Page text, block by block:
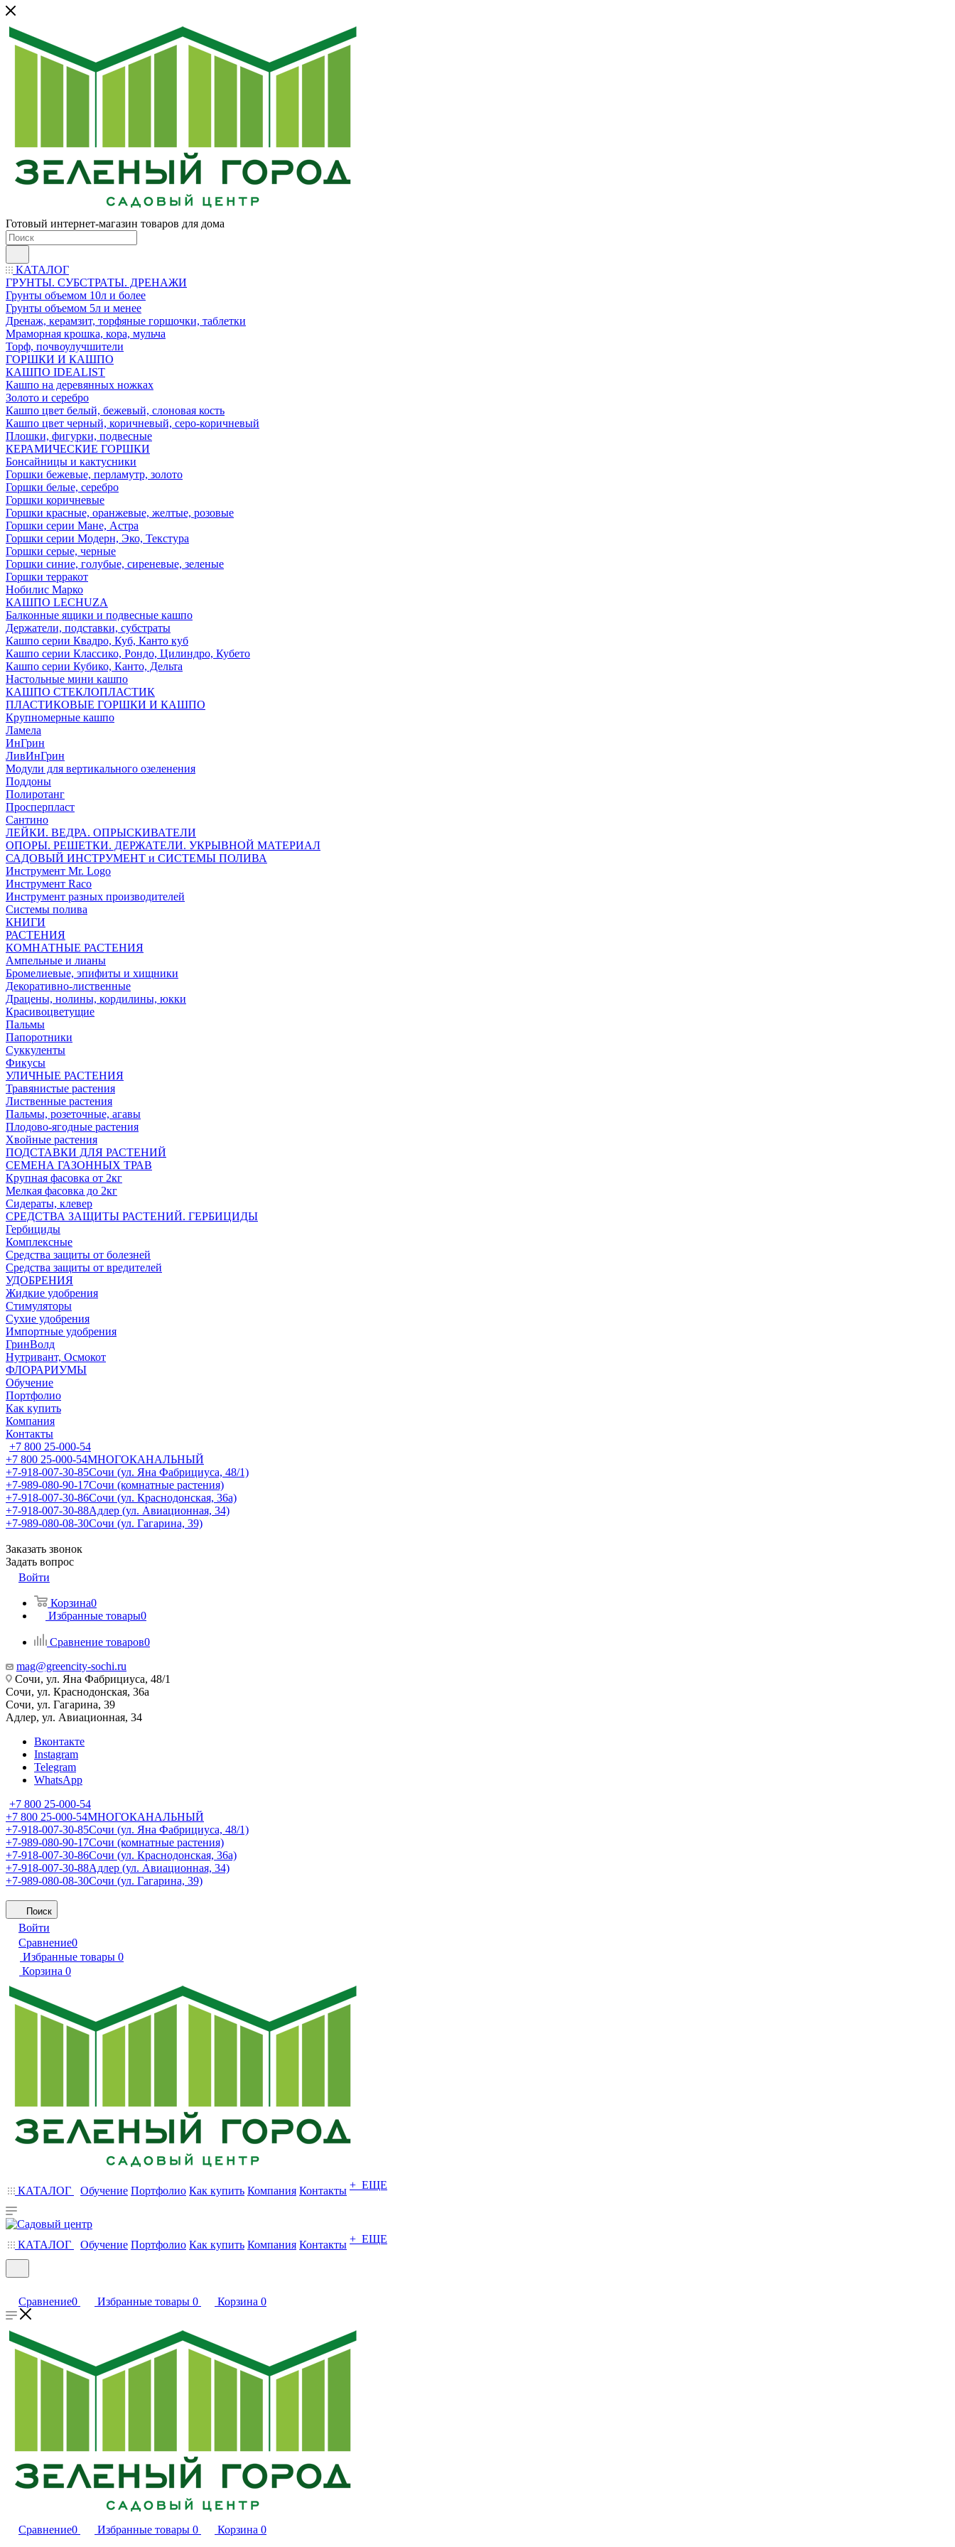
Готовый интернет-магазин товаров для дома
КАТАЛОГ
ГРУНТЫ. СУБСТРАТЫ. ДРЕНАЖИ
Грунты объемом 10л и более
Грунты объемом 5л и менее
Дренаж, керамзит, торфяные горшочки, таблетки
Мраморная крошка, кора, мульча
Торф, почвоулучшители
ГОРШКИ И КАШПО
КАШПО IDEALIST
Кашпо на деревянных ножках
Золото и серебро
Кашпо цвет белый, бежевый, слоновая кость
Кашпо цвет черный, коричневый, серо-коричневый
Плошки, фигурки, подвесные
КЕРАМИЧЕСКИЕ ГОРШКИ
Бонсайницы и кактусники
Горшки бежевые, перламутр, золото
Горшки белые, серебро
Горшки коричневые
Горшки красные, оранжевые, желтые, розовые
Горшки серии Мане, Астра
Горшки серии Модерн, Эко, Текстура
Горшки серые, черные
Горшки синие, голубые, сиреневые, зеленые
Горшки терракот
Нобилис Марко
КАШПО LECHUZA
Балконные ящики и подвесные кашпо
Держатели, подставки, субстраты
Кашпо серии Квадро, Куб, Канто куб
Кашпо серии Классико, Рондо, Цилиндро, Кубето
Кашпо серии Кубико, Канто, Дельта
Настольные мини кашпо
КАШПО СТЕКЛОПЛАСТИК
ПЛАСТИКОВЫЕ ГОРШКИ И КАШПО
Крупномерные кашпо
Ламела
ИнГрин
ЛивИнГрин
Модули для вертикального озеленения
Поддоны
Полиротанг
Просперпласт
Сантино
ЛЕЙКИ. ВЕДРА. ОПРЫСКИВАТЕЛИ
ОПОРЫ. РЕШЕТКИ. ДЕРЖАТЕЛИ. УКРЫВНОЙ МАТЕРИАЛ
САДОВЫЙ ИНСТРУМЕНТ и СИСТЕМЫ ПОЛИВА
Инструмент Mr. Logo
Инструмент Raco
Инструмент разных производителей
Системы полива
КНИГИ
РАСТЕНИЯ
КОМНАТНЫЕ РАСТЕНИЯ
Ампельные и лианы
Бромелиевые, эпифиты и хищники
Декоративно-лиственные
Драцены, нолины, кордилины, юкки
Красивоцветущие
Пальмы
Папоротники
Суккуленты
Фикусы
УЛИЧНЫЕ РАСТЕНИЯ
Травянистые растения
Лиственные растения
Пальмы, розеточные, агавы
Плодово-ягодные растения
Хвойные растения
ПОДСТАВКИ ДЛЯ РАСТЕНИЙ
СЕМЕНА ГАЗОННЫХ ТРАВ
Крупная фасовка от 2кг
Мелкая фасовка до 2кг
Сидераты, клевер
СРЕДСТВА ЗАЩИТЫ РАСТЕНИЙ. ГЕРБИЦИДЫ
Гербициды
Комплексные
Средства защиты от болезней
Средства защиты от вредителей
УДОБРЕНИЯ
Жидкие удобрения
Стимуляторы
Сухие удобрения
Импортные удобрения
ГринВолд
Нутривант, Осмокот
ФЛОРАРИУМЫ
Обучение
Портфолио
Как купить
Компания
Контакты
+7 800 25-000-54
+7 800 25-000-54МНОГОКАНАЛЬНЫЙ
+7-918-007-30-85Сочи (ул. Яна Фабрициуса, 48/1)
+7-989-080-90-17Сочи (комнатные растения)
+7-918-007-30-86Сочи (ул. Краснодонская, 36а)
+7-918-007-30-88Адлер (ул. Авиационная, 34)
+7-989-080-08-30Сочи (ул. Гагарина, 39)
Заказать звонок
Задать вопрос
Войти
Корзина0
Избранные товары0
Сравнение товаров0
mag@greencity-sochi.ru
Сочи, ул. Яна Фабрициуса, 48/1
Сочи, ул. Краснодонская, 36а
Сочи, ул. Гагарина, 39
Адлер, ул. Авиационная, 34
Вконтакте
Instagram
Telegram
WhatsApp
+7 800 25-000-54
+7 800 25-000-54МНОГОКАНАЛЬНЫЙ
+7-918-007-30-85Сочи (ул. Яна Фабрициуса, 48/1)
+7-989-080-90-17Сочи (комнатные растения)
+7-918-007-30-86Сочи (ул. Краснодонская, 36а)
+7-918-007-30-88Адлер (ул. Авиационная, 34)
+7-989-080-08-30Сочи (ул. Гагарина, 39)
Поиск
Войти
Сравнение0
Избранные товары 0
Корзина 0
КАТАЛОГ Обучение Портфолио Как купить Компания Контакты + ЕЩЕ
КАТАЛОГ Обучение Портфолио Как купить Компания Контакты + ЕЩЕ
Сравнение0 Избранные товары 0 Корзина 0
Сравнение0 Избранные товары 0 Корзина 0